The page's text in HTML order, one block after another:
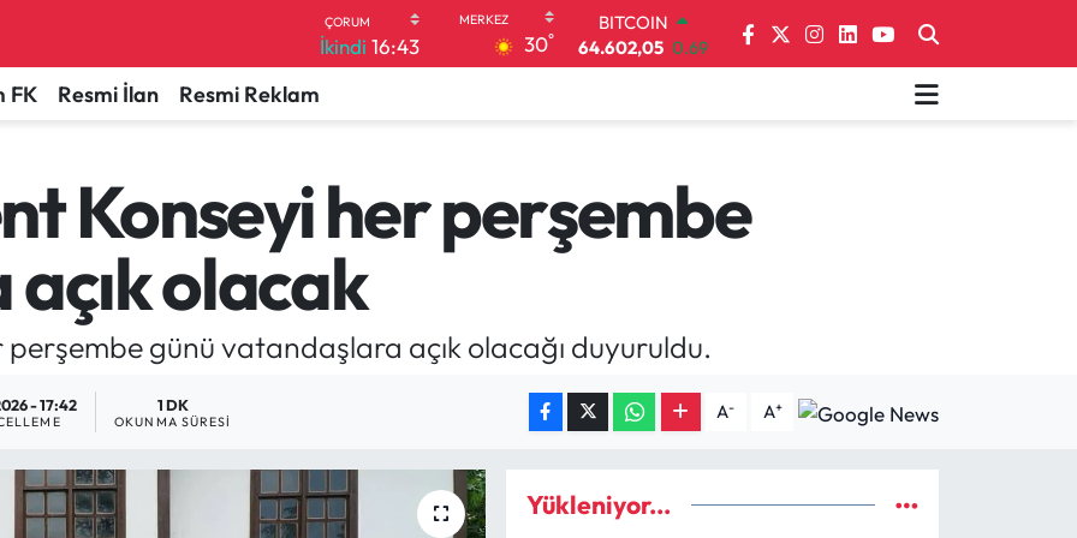
İkindi 16:43 30°
64.602,05
0.69
DOLAR
47,5986 0.06
6513.94 0.32
BİST100
FK Resmi İlan Resmi Reklam
Konseyi her perşembe
olacak
perşembe günü vatandaşlara açık olacağı duyuruldu.
- 17:42 1 DK
OKUNMA SÜRESI A- A+
Yükleniyor...